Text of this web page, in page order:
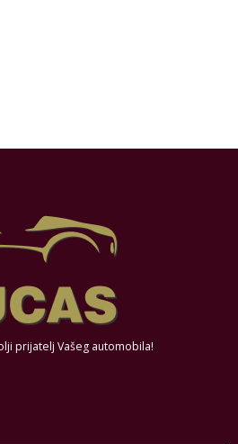
prijatelj Vašeg automobila!